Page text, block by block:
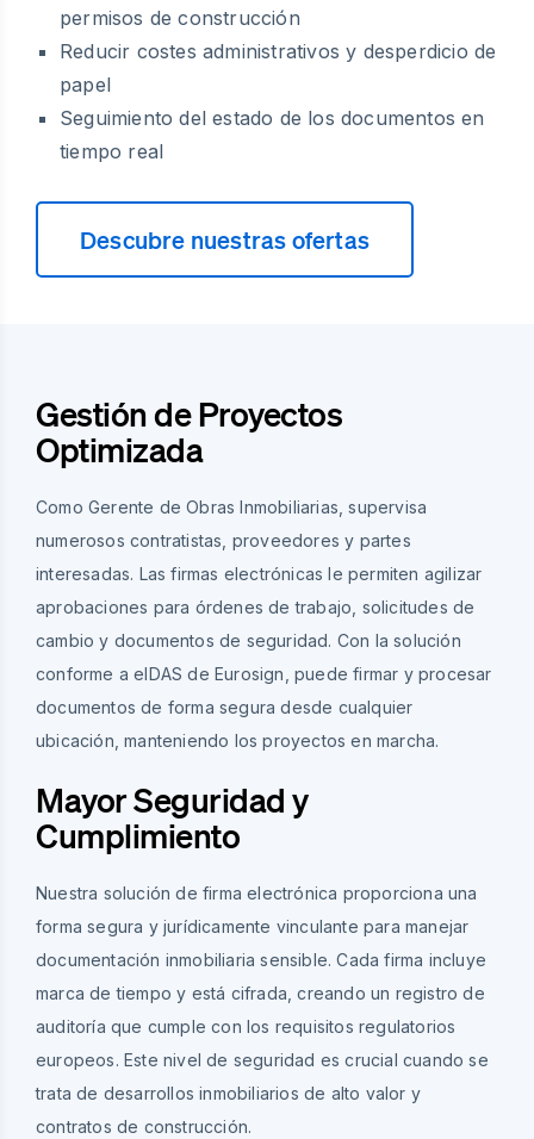
permisos de construcción
Reducir costes administrativos y desperdicio de
papel
Seguimiento del estado de los documentos en
tiempo real
Descubre nuestras ofertas
Gestión de Proyectos
Optimizada
Como Gerente de Obras Inmobiliarias, supervisa
numerosos contratistas, proveedores y partes
interesadas. Las firmas electrónicas le permiten agilizar
aprobaciones para órdenes de trabajo, solicitudes de
cambio y documentos de seguridad. Con la solución
conforme a eIDAS de Eurosign, puede firmar y procesar
documentos de forma segura desde cualquier
ubicación, manteniendo los proyectos en marcha.
Mayor Seguridad y
Cumplimiento
Nuestra solución de firma electrónica proporciona una
forma segura y jurídicamente vinculante para manejar
documentación inmobiliaria sensible. Cada firma incluye
marca de tiempo y está cifrada, creando un registro de
auditoría que cumple con los requisitos regulatorios
europeos. Este nivel de seguridad es crucial cuando se
trata de desarrollos inmobiliarios de alto valor y
contratos de construcción.